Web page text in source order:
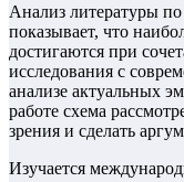
Анализ литературы
показывает, что
достигаются при
исследования с
анализе актуальных
работе схема
зрения и сделать
Изучается